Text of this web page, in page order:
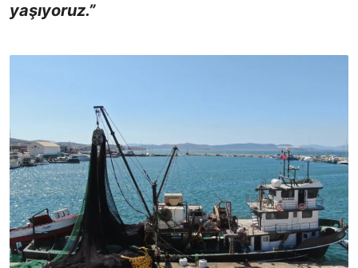
yaşıyoruz.”